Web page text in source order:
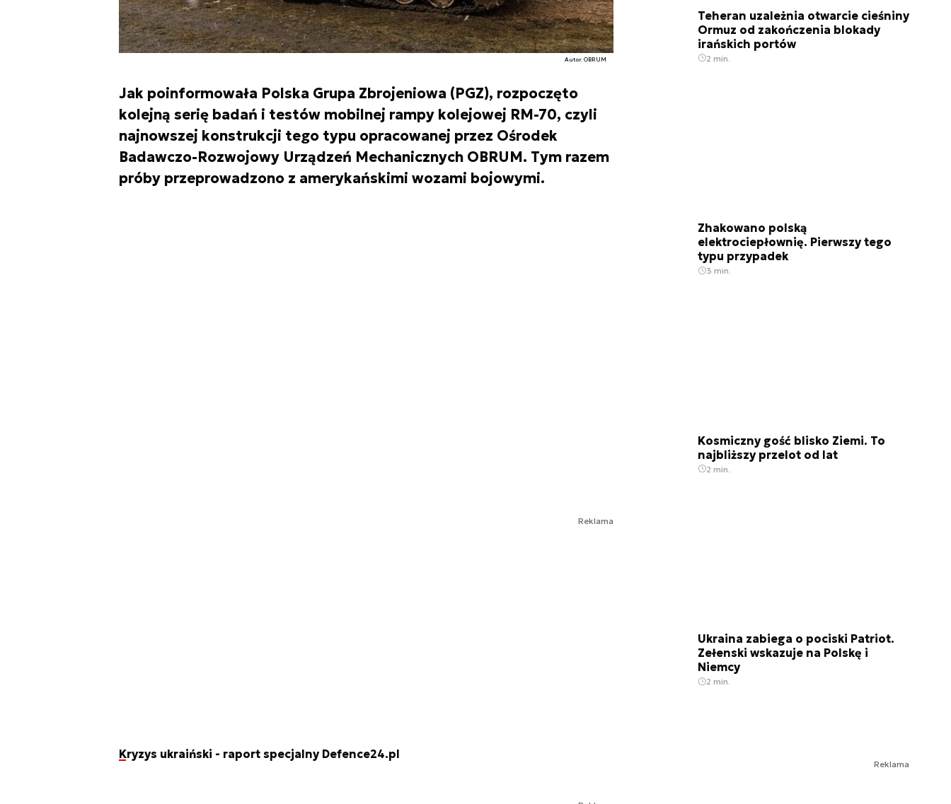
Autor. OBRUM
Jak poinformowała Polska Grupa Zbrojeniowa (PGZ), rozpoczęto
kolejną serię badań i testów mobilnej rampy kolejowej RM-70, czyli
najnowszej konstrukcji tego typu opracowanej przez Ośrodek
Badawczo-Rozwojowy Urządzeń Mechanicznych OBRUM. Tym razem
próby przeprowadzono z amerykańskimi wozami bojowymi.
Reklama
Kryzys ukraiński - raport specjalny Defence24.pl
Teheran uzależnia otwarcie cieśniny
Ormuz od zakończenia blokady
irańskich portów
2 min.
Zhakowano polską
elektrociepłownię. Pierwszy tego
typu przypadek
3 min.
Kosmiczny gość blisko Ziemi. To
najbliższy przelot od lat
2 min.
Ukraina zabiega o pociski Patriot.
Zełenski wskazuje na Polskę i
Niemcy
2 min.
Reklama